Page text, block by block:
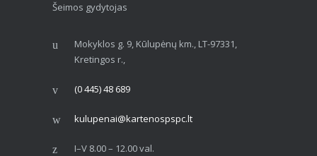
Šeimos gydytojas
Mokyklos g. 9, Kūlupėnų km., LT-97331,
Kretingos r.,
(0 445) 48 689
kulupenai@kartenospspc.lt
I–V 8.00 – 12.00 val.